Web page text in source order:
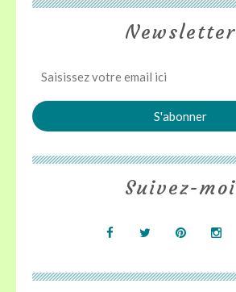
Newsletter
Suivez-moi